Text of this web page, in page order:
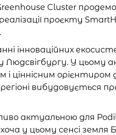
Cluster
проєкту
інноваційних
Людсвігбургу. У цьому
ціннісним
актуальною для
у цьому сенсі